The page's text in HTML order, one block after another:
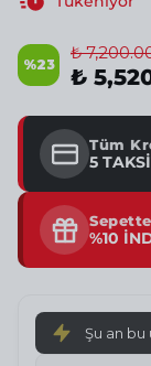
%23
₺
₺
Tüm
5
%10
Şu an bu